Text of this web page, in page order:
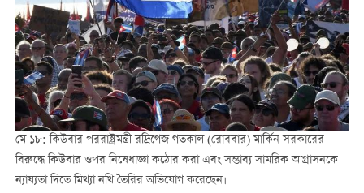
মে ১৮: কিউবার পররাষ্ট্রমন্ত্রী রদ্রিগেজ গতকাল (রোববার) মার্কিন সরকারের
বিরুদ্ধে কিউবার ওপর নিষেধাজ্ঞা কঠোর করা এবং সম্ভাব্য সামরিক আগ্রাসনকে
ন্যায্যতা দিতে মিথ্যা নথি তৈরির অভিযোগ করেছেন।